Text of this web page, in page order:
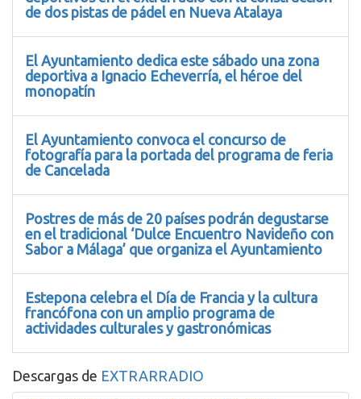
de dos pistas de pádel en Nueva Atalaya
El Ayuntamiento dedica este sábado una zona
deportiva a Ignacio Echeverría, el héroe del
monopatín
El Ayuntamiento convoca el concurso de
fotografía para la portada del programa de feria
de Cancelada
Postres de más de 20 países podrán degustarse
en el tradicional ‘Dulce Encuentro Navideño con
Sabor a Málaga’ que organiza el Ayuntamiento
Estepona celebra el Día de Francia y la cultura
francófona con un amplio programa de
actividades culturales y gastronómicas
Descargas de EXTRARRADIO